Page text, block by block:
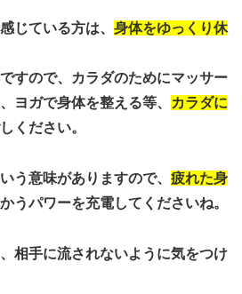
じている方は、 身体をゆっくり休
すので、カラダのためにマッサー
ヨガで身体を整える等、
カラダに
ください。
う意味がありますので、 疲れた身
うパワーを充電してくださいね。
相手に流されないように気をつけ